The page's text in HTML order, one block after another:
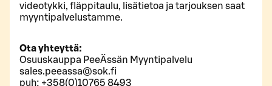
videotykki, fläppitaulu, lisätietoa ja tarjouksen saat
myyntipalvelustamme.
Ota yhteyttä:
Osuuskauppa PeeÄssän Myyntipalvelu
sales.peeassa@sok.fi
puh: +358(0)10765 8493